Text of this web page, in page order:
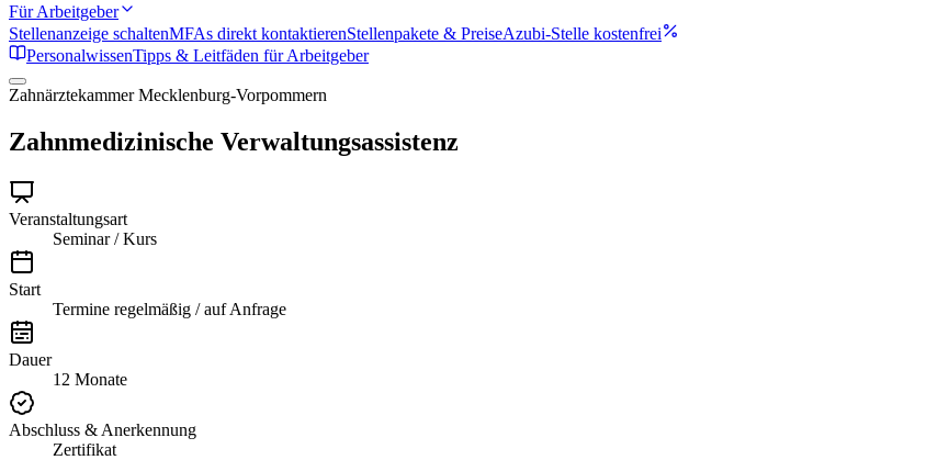
Für Arbeitgeber
Stellenanzeige schaltenMFAs direkt kontaktierenStellenpakete & PreiseAzubi-Stelle kostenfrei
PersonalwissenTipps & Leitfäden für Arbeitgeber
Zahnärztekammer Mecklenburg-Vorpommern
Zahnmedizinische Verwaltungsassistenz
Veranstaltungsart
Seminar / Kurs
Start
Termine regelmäßig / auf Anfrage
Dauer
12 Monate
Abschluss & Anerkennung
Zertifikat